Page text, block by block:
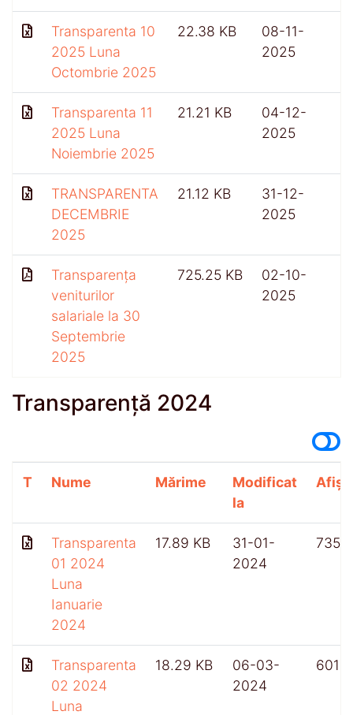
Transparenta 10
2025 Luna
Octombrie 2025
22.38 KB
08-11-
2025
Transparenta 11
2025 Luna
Noiembrie 2025
21.21 KB
04-12-
2025
TRANSPARENTA
DECEMBRIE
2025
21.12 KB
31-12-
2025
Transparența
veniturilor
salariale la 30
Septembrie
2025
725.25 KB
02-10-
2025
Transparență 2024
T Nume Mărime
Modificat
la
Transparenta
01 2024
Luna
Ianuarie
2024
17.89 KB
31-01-
2024
735
Transparenta
02 2024
Luna
18.29 KB
06-03-
2024
601